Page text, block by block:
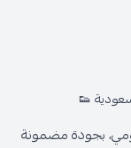
👟
بجودة مضمونة